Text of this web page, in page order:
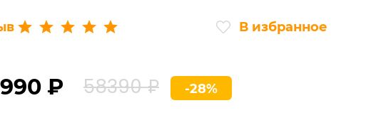
В избранное
₽ 58390 ₽ -28%